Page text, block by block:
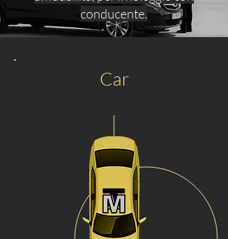
conducente.
Car